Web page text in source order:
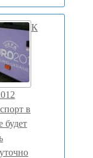
К
в
будет